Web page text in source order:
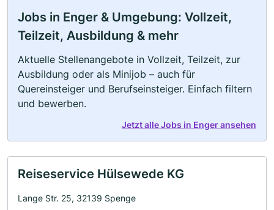
Jobs in Enger & Umgebung: Vollzeit,
Teilzeit, Ausbildung & mehr
Aktuelle Stellenangebote in Vollzeit, Teilzeit, zur
Ausbildung oder als Minijob – auch für
Quereinsteiger und Berufseinsteiger. Einfach filtern
und bewerben.
Jetzt alle Jobs in Enger ansehen
Reiseservice Hülsewede KG
Lange Str. 25, 32139 Spenge